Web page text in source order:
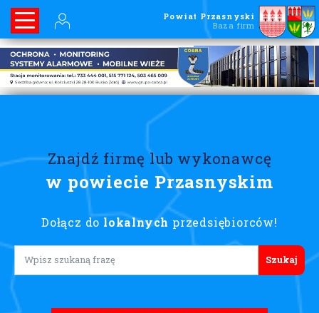
Powiat Przasnyski
Baza firm
Znajdź firmę lub wykonawcę
w powiecie Przasnyskim
Dołącz do lokalnych przedsiębiorców!
Lorem ipsum